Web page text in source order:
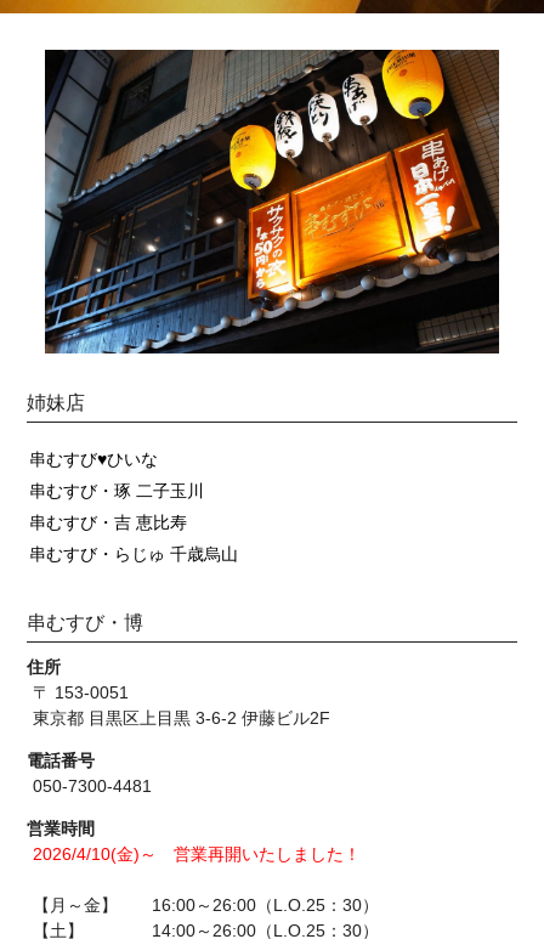
姉妹店
串むすび♥ひいな
串むすび・琢 二子玉川
串むすび・吉 恵比寿
串むすび・らじゅ 千歳烏山
串むすび・博
住所
〒 153-0051
東京都 目黒区上目黒 3-6-2 伊藤ビル2F
電話番号
050-7300-4481
営業時間
2026/4/10(金)～ 営業再開いたしました！
【月～金】 16:00～26:00（L.O.25：30）
【土】 14:00～26:00（L.O.25：30）